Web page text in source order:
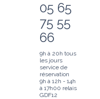
05 65
75 55
66
9h à 20h tous
les jours
service de
réservation
9h à 12h - 14h
à 17h00 relais
GDF12